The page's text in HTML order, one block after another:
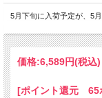
5月下旬に入荷予定が、5
価格:6,589円(税込)
[ポイント還元 65